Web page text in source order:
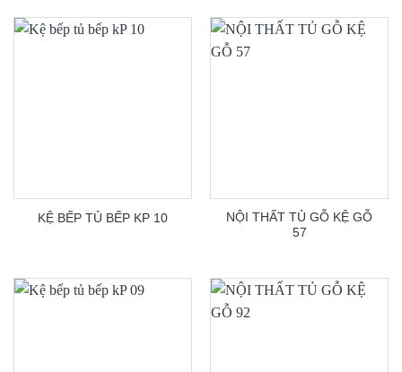
KỆ BẾP TỦ BẾP KP 10
NỘI THẤT TỦ GỖ KỆ GỖ
57